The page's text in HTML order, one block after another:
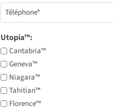
Téléphone
(Nécessaire)
Utopia™:
Cantabria™
Geneva™
Niagara™
Tahitian™
Florence™